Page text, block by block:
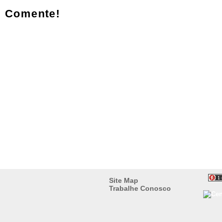
Comente!
Site Map
Trabalhe Conosco